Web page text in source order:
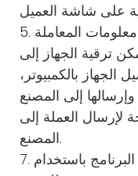
ترقية الجهاز إلى
بالكمبيوتر،
إلى المصنع
لإرسال العملة إلى
المصنع.
7. قم بترقية البرنامج باستخدام USB، وهو مناسب